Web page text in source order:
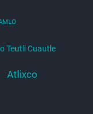
Teutli Cuautle
Atlixco